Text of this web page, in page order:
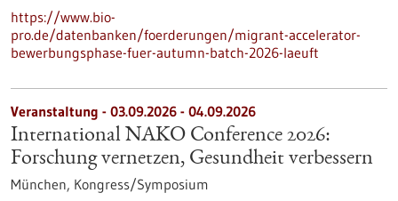
https://www.bio-
pro.de/datenbanken/foerderungen/migrant-accelerator-
bewerbungsphase-fuer-autumn-batch-2026-laeuft
Veranstaltung - 03.09.2026 - 04.09.2026
International NAKO Conference 2026:
Forschung vernetzen, Gesundheit verbessern
München, Kongress/Symposium